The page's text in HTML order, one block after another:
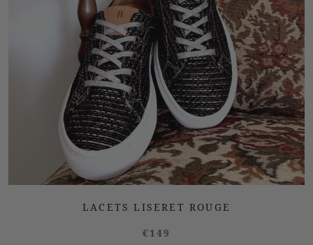
LACETS LISERET ROUGE
€149